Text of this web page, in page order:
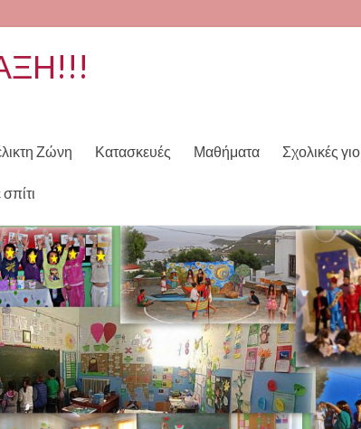
Ζώνη Κατασκευές Μαθήματα Σχολικές